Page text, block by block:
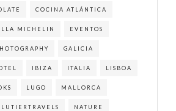
COCINA ATLÁNTICA
MICHELIN EVENTOS
GALICIA
IBIZA ITALIA LISBOA
LUGO MALLORCA
NATURE